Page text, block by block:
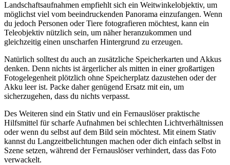
Landschaftsaufnahmen empfiehlt sich ein Weitwinkelobjektiv, um
möglichst viel vom beeindruckenden Panorama einzufangen. Wenn
du jedoch Personen oder Tiere fotografieren möchtest, kann ein
Teleobjektiv nützlich sein, um näher heranzukommen und
gleichzeitig einen unscharfen Hintergrund zu erzeugen.
Natürlich solltest du auch an zusätzliche Speicherkarten und Akkus
denken. Denn nichts ist ärgerlicher als mitten in einer großartigen
Fotogelegenheit plötzlich ohne Speicherplatz dazustehen oder der
Akku leer ist. Packe daher genügend Ersatz mit ein, um
sicherzugehen, dass du nichts verpasst.
Des Weiteren sind ein Stativ und ein Fernauslöser praktische
Hilfsmittel für scharfe Aufnahmen bei schlechten Lichtverhältnissen
oder wenn du selbst auf dem Bild sein möchtest. Mit einem Stativ
kannst du Langzeitbelichtungen machen oder dich einfach selbst in
Szene setzen, während der Fernauslöser verhindert, dass das Foto
verwackelt.